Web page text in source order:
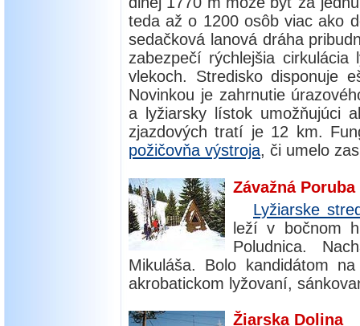
teda až o 1200 osôb viac ako
sedačková lanová dráha
zabezpečí rýchlejšia
vlekoch. Stredisko disponuje
Novinkou je zahrnutie
a lyžiarsky lístok umožňujúci
zjazdových tratí je 12 km.
požičovňa výstroja, či umelo
Závažná
Lyžiarske
leží v bočnom
Poludnica.
Mikuláša. Bolo kandidátom
akrobatickom lyžovaní,
Žiarska Dolina